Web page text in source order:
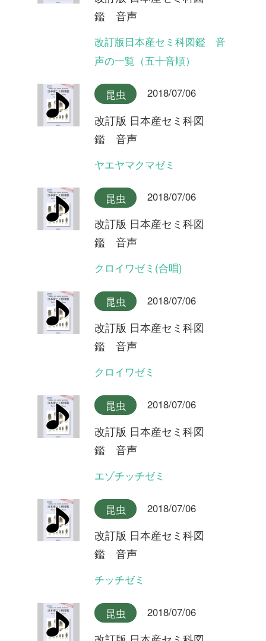
昆虫 2018/07/06
改訂版 日本産セミ科図
鑑 音声
昆虫 2018/07/06
改訂版 日本産セミ科図
鑑 音声
クロイワゼミ
昆虫 2018/07/06
鑑 音声
エゾチッチゼミ
2018/07/06
改訂版 日本産セミ科図
チッチゼミ
昆虫 2018/07/06
鑑 音声
イワサキクサゼミ
昆虫 2018/07/06
改訂版 日本産セミ科図
ツマグロゼミ石垣島産
昆虫 2018/07/06
改訂版 日本産セミ科図
鑑 音声
2018/07/06